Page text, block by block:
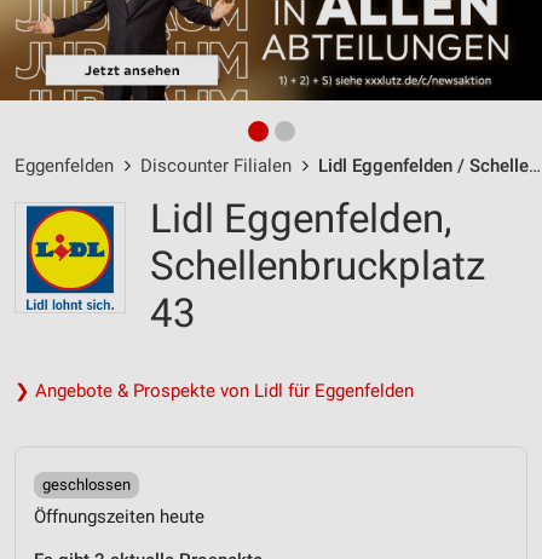
Eggenfelden Discounter Filialen Lidl Eggenfelden / Schellenbruckplatz 43 - Öffnungszeiten & Adresse
Lidl Eggenfelden,
Schellenbruckplatz
43
❯ Angebote & Prospekte von Lidl für Eggenfelden
geschlossen
Öffnungszeiten heute